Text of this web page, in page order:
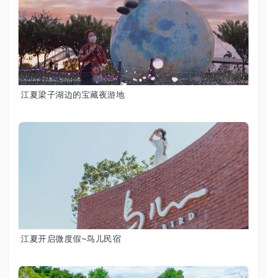
江夏梁子湖边的宝藏夜游地
江夏开启微度假~鸟儿民宿